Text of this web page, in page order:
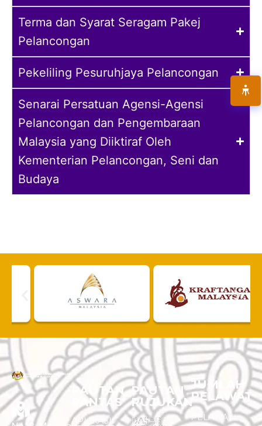
Terma dan Syarat Seragam Pakej
Pelancongan
Pekeliling Pesuruhjaya Pelancongan
Senarai Persatuan Agensi-Agensi
Pelancongan dan Pengembaraan
Malaysia yang Diiktiraf Oleh
Kementerian Pelancongan, Seni dan
Budaya
PAUTAN
PANTAS
APLIKASI
PAUTAN
RUJUKAN
DASAR
JUMLAH
PELAWAT
PELAWAT